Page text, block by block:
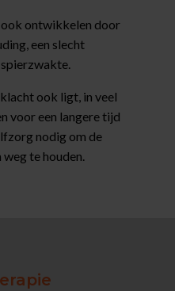
ook ontwikkelen door
een slecht
ook ligt, in veel
voor een langere tijd
nodig om de
te houden.